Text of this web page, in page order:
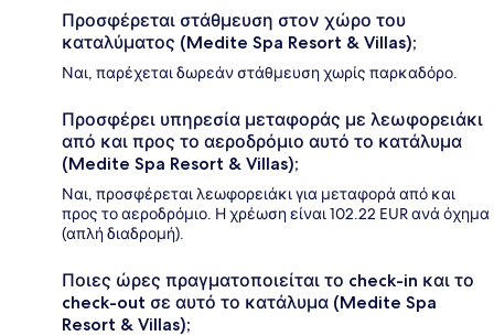
Προσφέρεται στάθμευση στον χώρο του
καταλύματος (Medite Spa Resort & Villas);
Ναι, παρέχεται δωρεάν στάθμευση χωρίς παρκαδόρο.
Προσφέρει υπηρεσία μεταφοράς με λεωφορειάκι
από και προς το αεροδρόμιο αυτό το κατάλυμα
(Medite Spa Resort & Villas);
Ναι, προσφέρεται λεωφορειάκι για μεταφορά από και
προς το αεροδρόμιο. Η χρέωση είναι 102.22 EUR ανά όχημα
(απλή διαδρομή).
Ποιες ώρες πραγματοποιείται το check-in και το
check-out σε αυτό το κατάλυμα (Medite Spa
Resort & Villas);